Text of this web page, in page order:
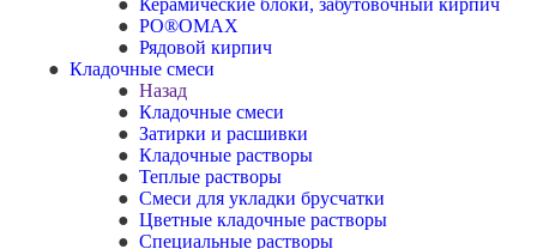
Керамические блоки, забутовочный кирпич
PO®OMAX
Рядовой кирпич
Кладочные смеси
Назад
Кладочные смеси
Затирки и расшивки
Кладочные растворы
Теплые растворы
Смеси для укладки брусчатки
Цветные кладочные растворы
Специальные растворы